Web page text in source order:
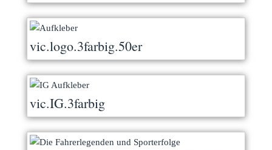
vic.logo.3farbig.50er
vic.IG.3farbig